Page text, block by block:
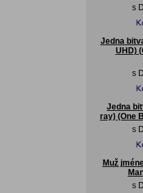
s
Jedna
UHD)
s
Jedna
ray) (One
s
Muž
s